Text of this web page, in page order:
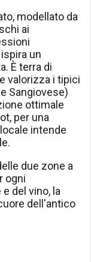
modellato da
ai
un
È terra di
valorizza i tipici
Sangiovese)
ottimale
per una
intende
due zone a
ogni
del vino, la
dell'antico